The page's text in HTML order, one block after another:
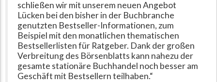
schließen wir mit unserem neuen Angebot
Lücken bei den bisher in der Buchbranche
genutzten Bestseller-Informationen, zum
Beispiel mit den monatlichen thematischen
Bestsellerlisten für Ratgeber. Dank der großen
Verbreitung des Börsenblatts kann nahezu der
gesamte stationäre Buchhandel noch besser am
Geschäft mit Bestsellern teilhaben.“